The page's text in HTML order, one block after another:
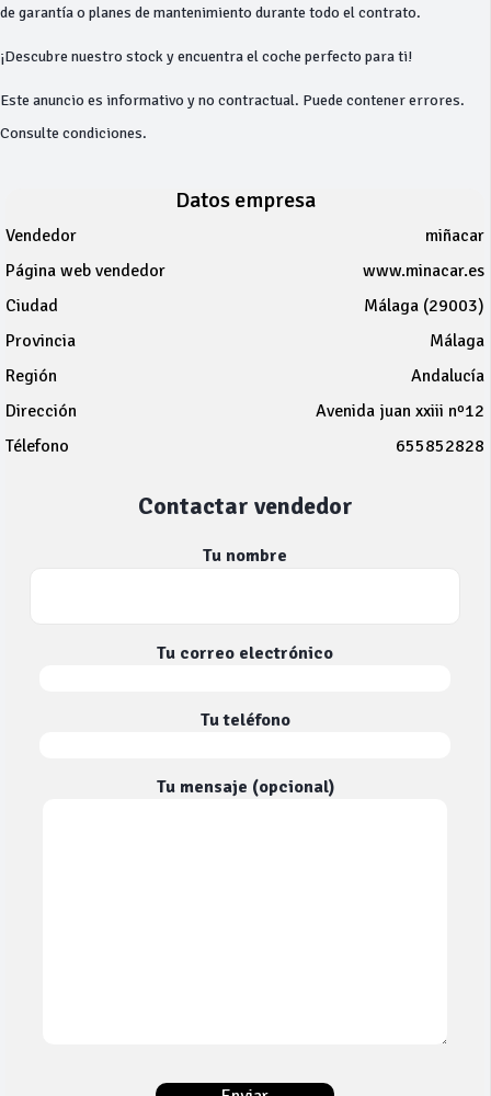
de garantía o planes de mantenimiento durante todo el contrato.
¡Descubre nuestro stock y encuentra el coche perfecto para ti!
Este anuncio es informativo y no contractual. Puede contener errores.
Consulte condiciones.
Datos empresa
Vendedor
miñacar
Página web vendedor
www.minacar.es
Ciudad
Málaga (29003)
Provincia
Málaga
Región
Andalucía
Dirección
Avenida juan xxiii nº12
Télefono
655852828
Contactar vendedor
Tu nombre
Tu correo electrónico
Tu teléfono
Tu mensaje (opcional)